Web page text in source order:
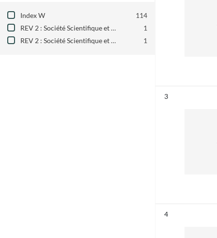
Filtre les résultats par : Nom de l'inventaire
Index W
114
REV 2 : Société Scientifique et Littéraire d'Alais (1869-1889)
1
REV 2 : Société Scientifique et Littéraire d'Alais (1891-1955)
1
3
4